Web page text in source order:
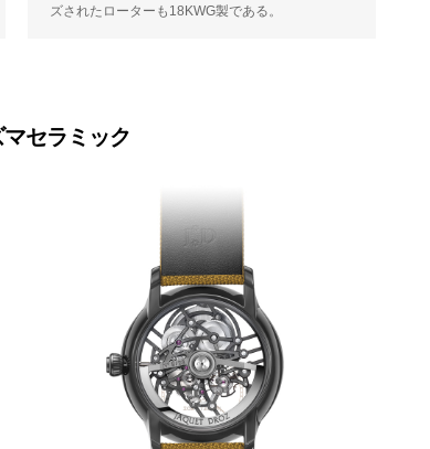
ズされたローターも18KWG製である。
セラミック